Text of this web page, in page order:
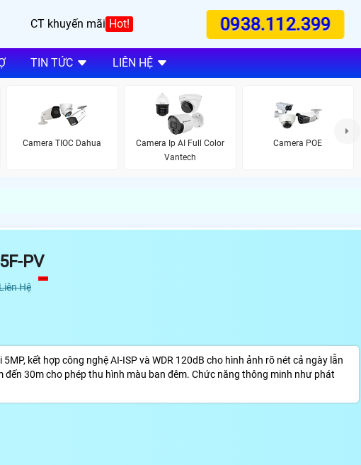
CT khuyến mãi Hot! 0938.112.399
TIN TỨC LIÊN HỆ
Camera TIOC Dahua
Camera Ip AI Full Color
Vantech
Camera POE
PV
Hệ
kết hợp công nghệ AI-ISP và WDR 120dB cho hình ảnh rõ nét cả ngày lẫn
đến 30m cho phép thu hình màu ban đêm. Chức năng thông minh như phát